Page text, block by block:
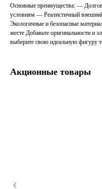
Основные преимущества: —
условиям — Реалистичный
Экологичные и безопасные
месте Добавьте оригинальности и
выберите свою идеальную фигуру
Акционные товары